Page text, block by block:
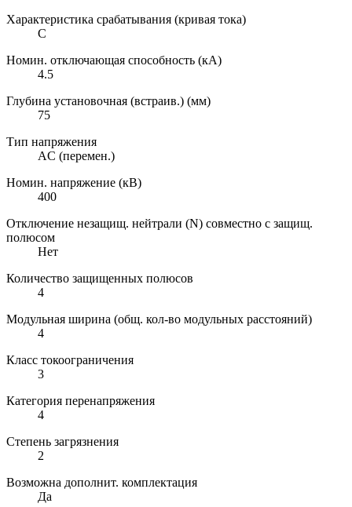
Характеристика срабатывания (кривая тока)
C
Номин. отключающая способность (кА)
4.5
Глубина установочная (встраив.) (мм)
75
Тип напряжения
AC (перемен.)
Номин. напряжение (кВ)
400
Отключение незащищ. нейтрали (N) совместно с защищ.
полюсом
Нет
Количество защищенных полюсов
4
Модульная ширина (общ. кол-во модульных расстояний)
4
Класс токоограничения
3
Категория перенапряжения
4
Степень загрязнения
2
Возможна дополнит. комплектация
Да